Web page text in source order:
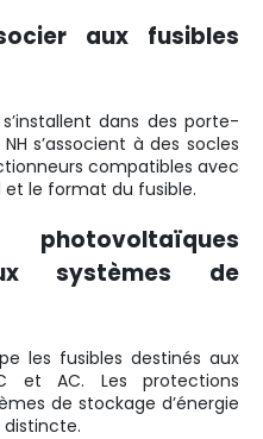
aux fusibles
dans des porte-
s’associent à des socles
compatibles avec
le format du fusible.
systèmes de
les fusibles destinés aux
et AC. Les protections
de stockage d’énergie
distincte.